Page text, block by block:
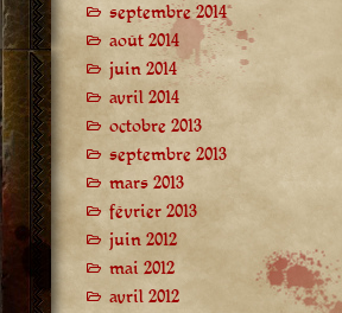
septembre 2014
août 2014
juin 2014
avril 2014
octobre 2013
septembre 2013
mars 2013
février 2013
juin 2012
mai 2012
avril 2012